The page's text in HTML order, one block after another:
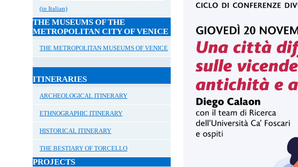
(in Italian)
THE MUSEUMS OF THE
METROPOLITAN CITY OF VENICE
THE METROPOLITAN MUSEUMS OF VENICE
ITINERARIES
ARCHEOLOGICAL ITINERARY
ETHNOGRAPHIC ITINERARY
HISTORICAL ITINERARY
THE BESTIARY OF TORCELLO
PROJECTS